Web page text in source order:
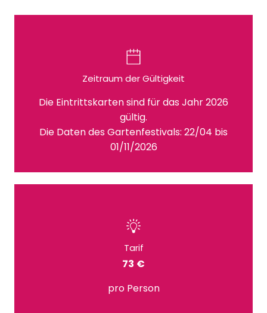
Zeitraum der Gültigkeit
Die Eintrittskarten sind für das Jahr 2026
gültig.
Die Daten des Gartenfestivals: 22/04 bis
01/11/2026
Tarif
73 €
pro Person